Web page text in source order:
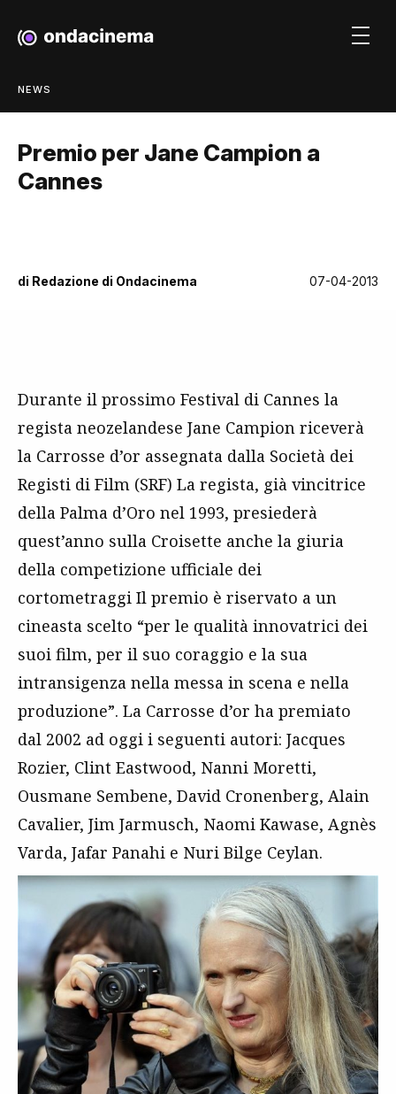
NEWS
Premio per Jane Campion a
Cannes
di Redazione di Ondacinema 07-04-2013
Durante il prossimo Festival di Cannes la
regista neozelandese Jane Campion riceverà
la Carrosse d’or assegnata dalla Società dei
Registi di Film (SRF) La regista, già vincitrice
della Palma d’Oro nel 1993, presiederà
quest’anno sulla Croisette anche la giuria
della competizione ufficiale dei
cortometraggi Il premio è riservato a un
cineasta scelto “per le qualità innovatrici dei
suoi film, per il suo coraggio e la sua
intransigenza nella messa in scena e nella
produzione”. La Carrosse d’or ha premiato
dal 2002 ad oggi i seguenti autori: Jacques
Rozier, Clint Eastwood, Nanni Moretti,
Ousmane Sembene, David Cronenberg, Alain
Cavalier, Jim Jarmusch, Naomi Kawase, Agnès
Varda, Jafar Panahi e Nuri Bilge Ceylan.